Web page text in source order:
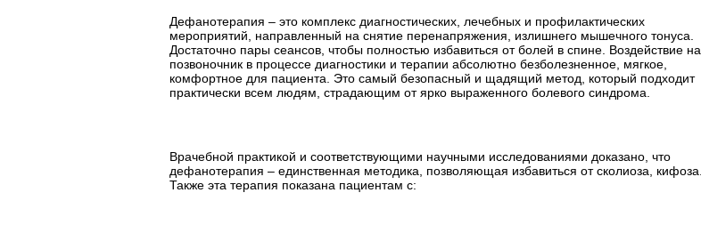
Дефанотерапия – это комплекс диагностических, лечебных и профилактических
мероприятий, направленный на снятие перенапряжения, излишнего мышечного тонуса.
Достаточно пары сеансов, чтобы полностью избавиться от болей в спине. Воздействие на
позвоночник в процессе диагностики и терапии абсолютно безболезненное, мягкое,
комфортное для пациента. Это самый безопасный и щадящий метод, который подходит
практически всем людям, страдающим от ярко выраженного болевого синдрома.
Врачебной практикой и соответствующими научными исследованиями доказано, что
дефанотерапия – единственная методика, позволяющая избавиться от сколиоза, кифоза.
Также эта терапия показана пациентам с: